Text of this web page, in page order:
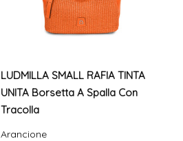
LUDMILLA SMALL RAFIA TINTA
UNITA Borsetta A Spalla Con
Tracolla
Arancione